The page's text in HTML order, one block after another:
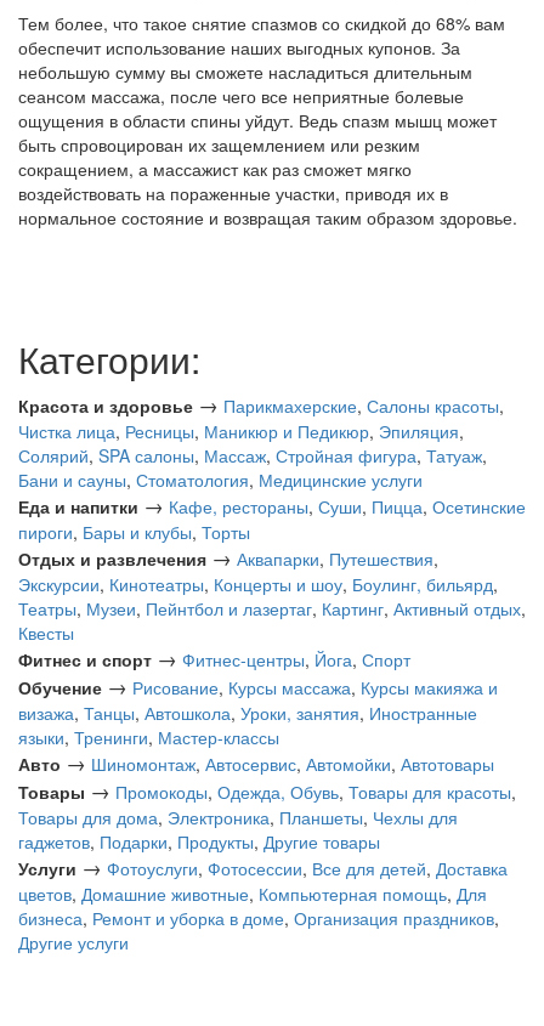
Тем более, что такое снятие спазмов со скидкой до 68% вам
обеспечит использование наших выгодных купонов. За
небольшую сумму вы сможете насладиться длительным
сеансом массажа, после чего все неприятные болевые
ощущения в области спины уйдут. Ведь спазм мышц может
быть спровоцирован их защемлением или резким
сокращением, а массажист как раз сможет мягко
воздействовать на пораженные участки, приводя их в
нормальное состояние и возвращая таким образом здоровье.
Категории:
Красота и здоровье → Парикмахерские, Салоны красоты,
Чистка лица, Ресницы, Маникюр и Педикюр, Эпиляция,
Солярий, SPA салоны, Массаж, Стройная фигура, Татуаж,
Бани и сауны, Стоматология, Медицинские услуги
Еда и напитки → Кафе, рестораны, Суши, Пицца, Осетинские
пироги, Бары и клубы, Торты
Отдых и развлечения → Аквапарки, Путешествия,
Экскурсии, Кинотеатры, Концерты и шоу, Боулинг, бильярд,
Театры, Музеи, Пейнтбол и лазертаг, Картинг, Активный отдых,
Квесты
Фитнес и спорт → Фитнес-центры, Йога, Спорт
Обучение → Рисование, Курсы массажа, Курсы макияжа и
визажа, Танцы, Автошкола, Уроки, занятия, Иностранные
языки, Тренинги, Мастер-классы
Авто → Шиномонтаж, Автосервис, Автомойки, Автотовары
Товары → Промокоды, Одежда, Обувь, Товары для красоты,
Товары для дома, Электроника, Планшеты, Чехлы для
гаджетов, Подарки, Продукты, Другие товары
Услуги → Фотоуслуги, Фотосессии, Все для детей, Доставка
цветов, Домашние животные, Компьютерная помощь, Для
бизнеса, Ремонт и уборка в доме, Организация праздников,
Другие услуги